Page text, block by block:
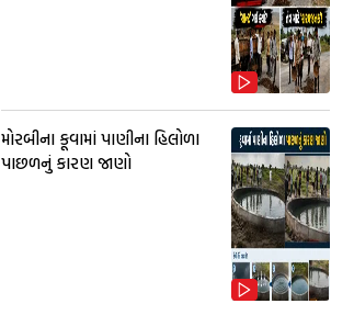
મોરબીના કૂવામાં પાણીના હિલોળા
પાછળનું કારણ જાણો